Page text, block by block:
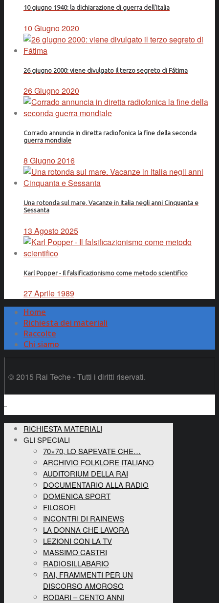
10 giugno 1940: la dichiarazione di guerra dell'Italia
10 Giugno 2020
26 giugno 2000: viene divulgato il terzo segreto di Fátima
26 Giugno 2020
Corrado annuncia in diretta radiofonica la fine della seconda
guerra mondiale
8 Giugno 2016
Una rotonda sul mare. Vacanze in Italia negli anni Cinquanta e
Sessanta
13 Agosto 2025
Karl Popper - Il falsificazionismo come metodo scientifico
27 Aprile 1989
Home
Richiesta dei materiali
Raccolte
Chi siamo
© 2015 Rai Teche - Tutti i diritti riservati.
RICHIESTA MATERIALI
GLI SPECIALI
70×70, LO SAPEVATE CHE…
ARCHIVIO FOLKLORE ITALIANO
AUDITORIUM DELLA RAI
DOCUMENTARIO ALLA RADIO
DOMENICA SPORT
FILOSOFI
INCONTRI DI RAINEWS
LA DONNA CHE LAVORA
LEZIONI CON LA TV
MASSIMO CASTRI
RADIOSILLABARIO
RAI, FRAMMENTI PER UN
DISCORSO AMOROSO
RODARI – CENTO ANNI